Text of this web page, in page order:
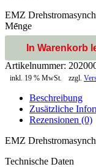
-
EMZ
Menge
In Warenkorb
Artikelnummer:
inkl. 19 % MwSt. zzgl.
Beschreibung
Zusätzliche
Rezensionen (0)
EMZ
Technische Daten